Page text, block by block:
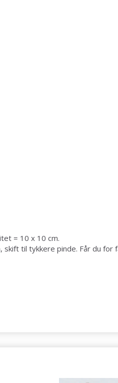
= 10 x 10 cm.
til tykkere pinde. Får du